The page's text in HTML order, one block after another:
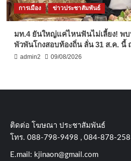
การเมือง ข่าวประชาสัมพันธ์
มท.4 ยันใหญ่แค่ไหนฟันไม่เลี้ยง! พ
พัวพันโกงสอบท้องถิ่น ลั่น 31 ส.ค. นี้
admin2 09/08/2026
ติดต่อ​ โฆษณา​ ประชาสัมพันธ์
โทร​. 088-798-9498 , 084-878-
E.mail: kjinaon@gmail.com